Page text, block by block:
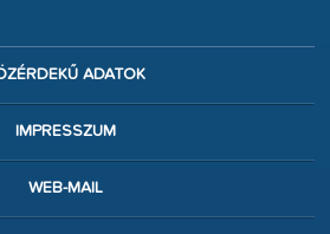
ADATOK
IMPRESSZUM
WEB-MAIL